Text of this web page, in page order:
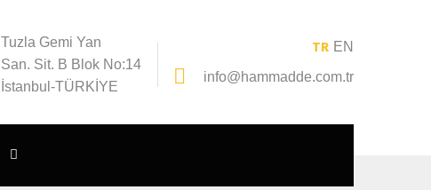
TR EN
info@hammadde.com.tr
Tuzla Gemi Yan
San. Sit. B Blok No:14
İstanbul-TÜRKİYE